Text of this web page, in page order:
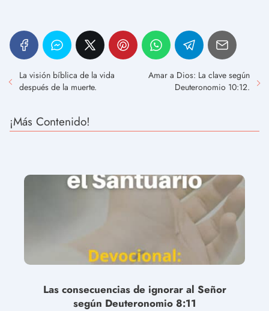
La visión bíblica de la vida
después de la muerte.
Amar a Dios: La clave según
Deuteronomio 10:12.
¡Más Contenido!
Las consecuencias de ignorar al Señor
según Deuteronomio 8:11